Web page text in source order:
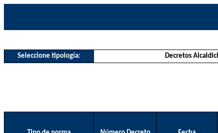
Seleccione tipología: Decretos